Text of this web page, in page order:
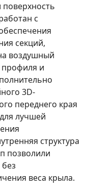
с
секций,
воздушный
и
3D-
переднего края
лучшей
структура
позволили
веса крыла.